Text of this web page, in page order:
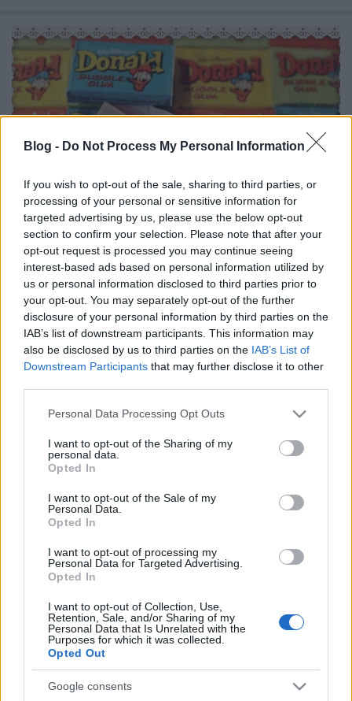
Blog - Do Not Process My Personal Information
If you wish to opt-out of the sale, sharing to third parties, or
processing of your personal or sensitive information for
targeted advertising by us, please use the below opt-out
section to confirm your selection. Please note that after your
opt-out request is processed you may continue seeing
interest-based ads based on personal information utilized by
us or personal information disclosed to third parties prior to
your opt-out. You may separately opt-out of the further
disclosure of your personal information by third parties on the
IAB’s list of downstream participants. This information may
also be disclosed by us to third parties on the IAB’s List of
Downstream Participants that may further disclose it to other
Please note that this website/app uses one or more Google
not limited to your visit or usage behaviour. You may click to
grant or deny consent to Google and its third-party tags to
use your data for below specified purposes in below Google
consent section.
Personal Data Processing Opt Outs
I want to opt-out of the Sharing of my
personal data.
Opted In
I want to opt-out of the Sale of my
Personal Data.
Opted In
I want to opt-out of processing my
Personal Data for Targeted Advertising.
Opted In
I want to opt-out of Collection, Use,
Retention, Sale, and/or Sharing of my
Personal Data that Is Unrelated with the
Purposes for which it was collected.
Opted Out
Google consents
Se kiköpni, se lenyelni nem lehet
szénhidra • 2016. november 09.
Az amerikai elnökválasztás eredményén még jó
ideig elrágódhatunk... Te követed már a
Reflektort a Facebookon? Nem! Akkor ITT most
megteheted! Köszönjük!
Clinton nyer: nekünk van igazunk
szénhidra•2016. november 08.